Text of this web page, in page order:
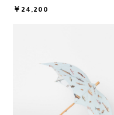
￥24,200